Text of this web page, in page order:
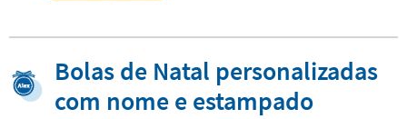
Bolas de Natal personalizadas
com nome e estampado